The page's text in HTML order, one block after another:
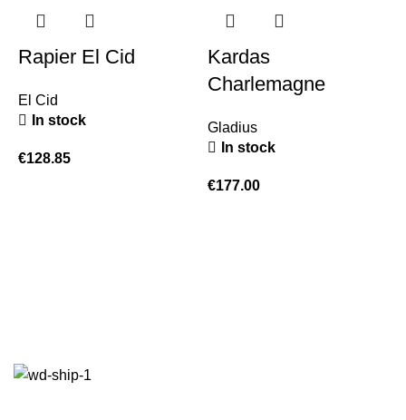
Rapier El Cid
El Cid
In stock
€128.85
Kardas
Charlemagne
Gladius
In stock
€177.00